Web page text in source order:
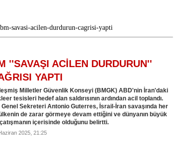
savasi-acilen-durdurun-cagrisi-yapti
''SAVAŞI ACİLEN DURDURUN''
YAPTI
Milletler Güvenlik Konseyi (BMGK) ABD'nin İran'daki
tesisleri hedef alan saldırısının ardından acil toplandı.
Genel Sekreteri Antonio Guterres, İsrail-İran savaşında her
de zarar görmeye devam ettiğini ve dünyanın büyük
içerisinde olduğunu belirtti.
2025, 21:25